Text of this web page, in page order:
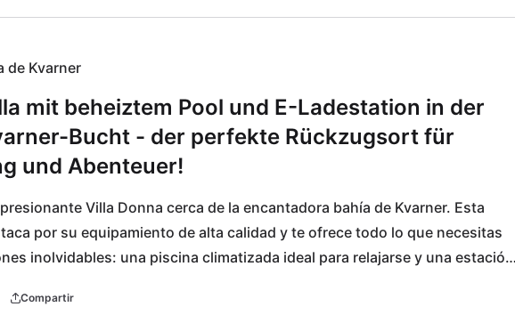
de Kvarner
mit beheiztem Pool und E-Ladestation in der
Bucht - der perfekte Rückzugsort für
und Abenteuer!
Villa Donna cerca de la encantadora bahía de Kvarner. Esta
por su equipamiento de alta calidad y te ofrece todo lo que necesitas
inolvidables: una piscina climatizada ideal para relajarse y una estación
eléctricos que garantiza que tu vehículo esté siempre listo.
Compartir